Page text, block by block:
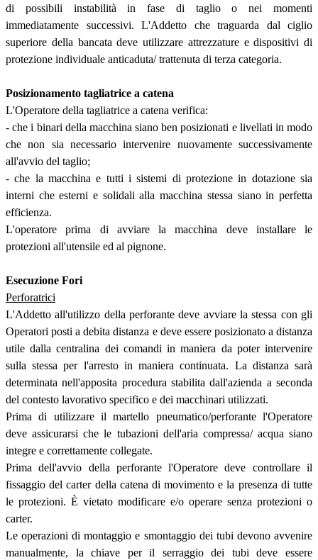
di possibili instabilità in fase di taglio o nei momenti
immediatamente successivi. L'Addetto che traguarda dal ciglio
superiore della bancata deve utilizzare attrezzature e dispositivi di
protezione individuale anticaduta/ trattenuta di terza categoria.
Posizionamento tagliatrice a catena
L'Operatore della tagliatrice a catena verifica:
- che i binari della macchina siano ben posizionati e livellati in modo
che non sia necessario intervenire nuovamente successivamente
all'avvio del taglio;
- che la macchina e tutti i sistemi di protezione in dotazione sia
interni che esterni e solidali alla macchina stessa siano in perfetta
efficienza.
L'operatore prima di avviare la macchina deve installare le
protezioni all'utensile ed al pignone.
Esecuzione Fori
Perforatrici
L'Addetto all'utilizzo della perforante deve avviare la stessa con gli
Operatori posti a debita distanza e deve essere posizionato a distanza
utile dalla centralina dei comandi in maniera da poter intervenire
sulla stessa per l'arresto in maniera continuata. La distanza sarà
determinata nell'apposita procedura stabilita dall'azienda a seconda
del contesto lavorativo specifico e dei macchinari utilizzati.
Prima di utilizzare il martello pneumatico/perforante l'Operatore
deve assicurarsi che le tubazioni dell'aria compressa/ acqua siano
integre e correttamente collegate.
Prima dell'avvio della perforante l'Operatore deve controllare il
fissaggio del carter della catena di movimento e la presenza di tutte
le protezioni. È vietato modificare e/o operare senza protezioni o
carter.
Le operazioni di montaggio e smontaggio dei tubi devono avvenire
manualmente, la chiave per il serraggio dei tubi deve essere